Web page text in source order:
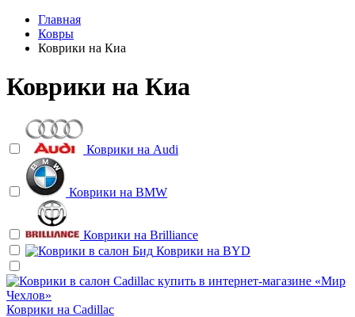
Главная
Ковры
Коврики на Киа
Коврики на Киа
Коврики на Audi
Коврики на BMW
Коврики на Brilliance
Коврики на BYD
Коврики на Cadillac